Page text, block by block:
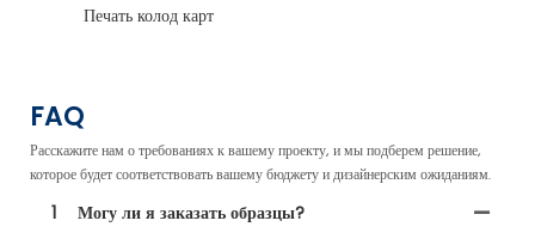
Печать колод карт
FAQ
Расскажите нам о требованиях к вашему проекту, и мы подберем решение,
которое будет соответствовать вашему бюджету и дизайнерским ожиданиям.
1
Могу ли я заказать образцы?